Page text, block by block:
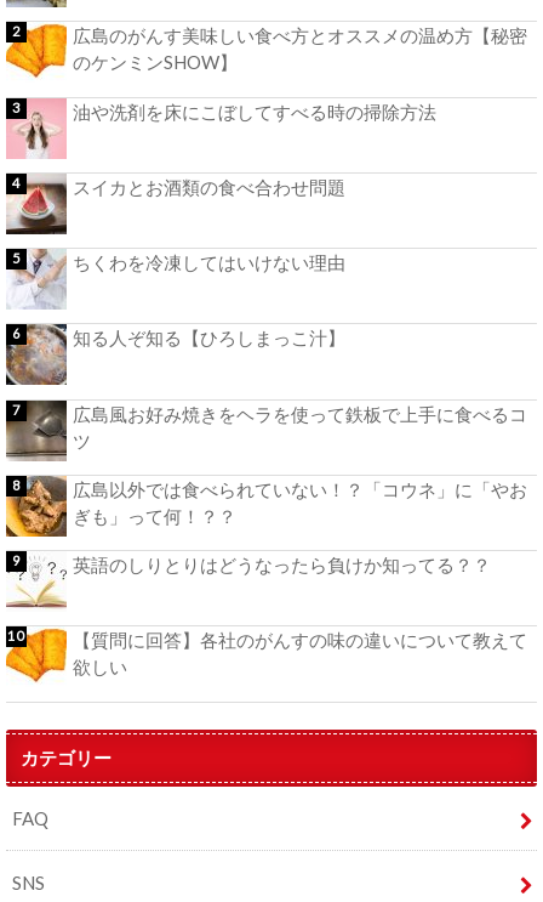
広島のがんす美味しい食べ方とオススメの温め方【秘密
のケンミンSHOW】
油や洗剤を床にこぼしてすべる時の掃除方法
スイカとお酒類の食べ合わせ問題
ちくわを冷凍してはいけない理由
知る人ぞ知る【ひろしまっこ汁】
広島風お好み焼きをヘラを使って鉄板で上手に食べるコ
ツ
広島以外では食べられていない！？「コウネ」に「やお
ぎも」って何！？？
英語のしりとりはどうなったら負けか知ってる？？
【質問に回答】各社のがんすの味の違いについて教えて
欲しい
カテゴリー
FAQ
SNS